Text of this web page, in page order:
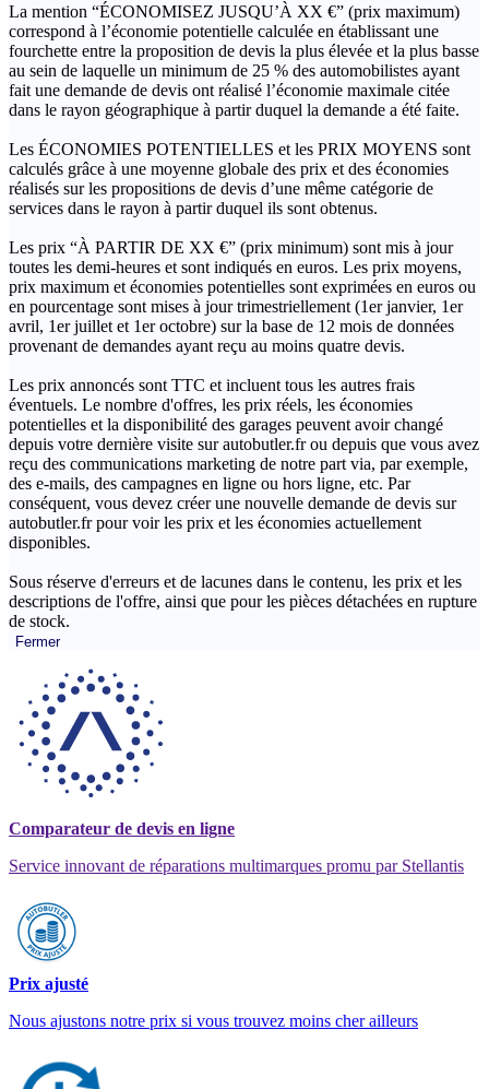
La mention “ÉCONOMISEZ JUSQU’À XX €” (prix maximum)
correspond à l’économie potentielle calculée en établissant une
fourchette entre la proposition de devis la plus élevée et la plus basse
au sein de laquelle un minimum de 25 % des automobilistes ayant
fait une demande de devis ont réalisé l’économie maximale citée
dans le rayon géographique à partir duquel la demande a été faite.
Les ÉCONOMIES POTENTIELLES et les PRIX MOYENS sont
calculés grâce à une moyenne globale des prix et des économies
réalisés sur les propositions de devis d’une même catégorie de
services dans le rayon à partir duquel ils sont obtenus.
Les prix “À PARTIR DE XX €” (prix minimum) sont mis à jour
toutes les demi-heures et sont indiqués en euros. Les prix moyens,
prix maximum et économies potentielles sont exprimées en euros ou
en pourcentage sont mises à jour trimestriellement (1er janvier, 1er
avril, 1er juillet et 1er octobre) sur la base de 12 mois de données
provenant de demandes ayant reçu au moins quatre devis.
Les prix annoncés sont TTC et incluent tous les autres frais
éventuels. Le nombre d'offres, les prix réels, les économies
potentielles et la disponibilité des garages peuvent avoir changé
depuis votre dernière visite sur autobutler.fr ou depuis que vous avez
reçu des communications marketing de notre part via, par exemple,
des e-mails, des campagnes en ligne ou hors ligne, etc. Par
conséquent, vous devez créer une nouvelle demande de devis sur
autobutler.fr pour voir les prix et les économies actuellement
disponibles.
Sous réserve d'erreurs et de lacunes dans le contenu, les prix et les
descriptions de l'offre, ainsi que pour les pièces détachées en rupture
de stock.
Fermer
Comparateur de devis en ligne
Service innovant de réparations multimarques promu par Stellantis
Prix ajusté
Nous ajustons notre prix si vous trouvez moins cher ailleurs